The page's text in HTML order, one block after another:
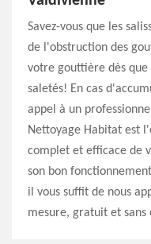
Savez-vous que les
de l'obstruction des
votre gouttière dès
saletés! En cas
appel à un
Nettoyage Habitat est
complet et efficace de
son bon
il vous suffit de nous
mesure, gratuit et sans